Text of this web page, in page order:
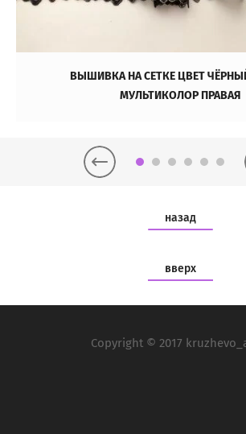
ВЫШИВКА НА СЕТКЕ ЦВЕТ
МУЛЬТИКОЛОР ПРАВАЯ
назад
вверх
Copyright © 2017